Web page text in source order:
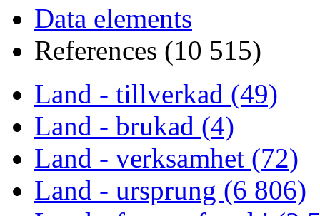
Data elements
References (10 515)
Land - tillverkad (49)
Land - brukad (4)
Land - verksamhet (72)
Land - ursprung (6 806)